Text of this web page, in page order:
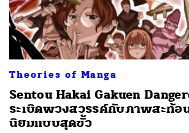
Theories of Manga
Sentou Hakai Gakuen
ระเบิดพวงสวรรค์กับภาพสะท้
นิยมแบบสุดขั้ว
ค้นหา
SHARE TWEET LINE